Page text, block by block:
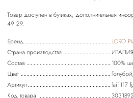
Товар доступен в бутиках, дополнительная
Бренд
LORO
Страна производства
ИТАЛИЯ
Состав
100%
Цвет
Артикул
fai1117
Код товара
3031892